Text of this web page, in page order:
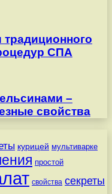
традиционного
СПА
–
свойства
курицей мультиварке
простой
свойства секреты